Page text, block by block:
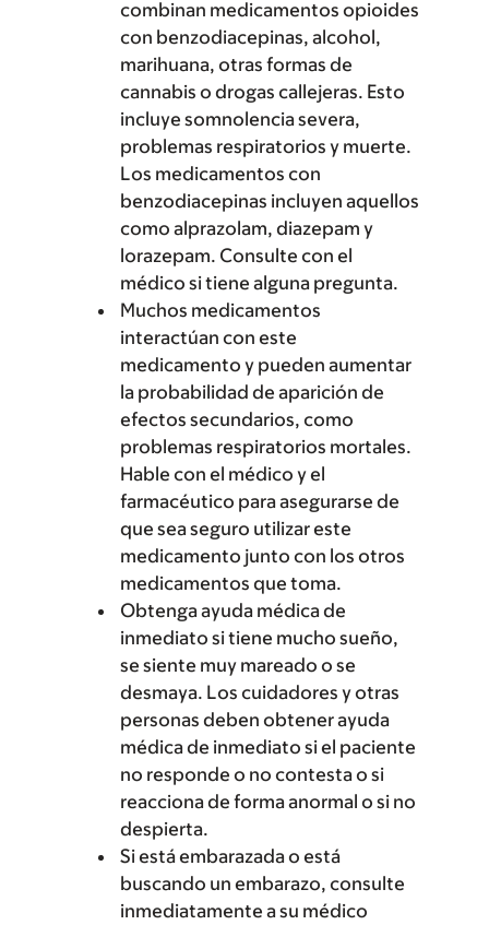
combinan medicamentos opioides
con benzodiacepinas, alcohol,
marihuana, otras formas de
cannabis o drogas callejeras. Esto
incluye somnolencia severa,
problemas respiratorios y muerte.
Los medicamentos con
benzodiacepinas incluyen aquellos
como alprazolam, diazepam y
lorazepam. Consulte con el
médico si tiene alguna pregunta.
Muchos medicamentos
interactúan con este
medicamento y pueden aumentar
la probabilidad de aparición de
efectos secundarios, como
problemas respiratorios mortales.
Hable con el médico y el
farmacéutico para asegurarse de
que sea seguro utilizar este
medicamento junto con los otros
medicamentos que toma.
Obtenga ayuda médica de
inmediato si tiene mucho sueño,
se siente muy mareado o se
desmaya. Los cuidadores y otras
personas deben obtener ayuda
médica de inmediato si el paciente
no responde o no contesta o si
reacciona de forma anormal o si no
despierta.
Si está embarazada o está
buscando un embarazo, consulte
inmediatamente a su médico